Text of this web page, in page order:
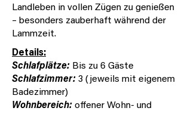
Landleben in vollen Zügen zu genießen
– besonders zauberhaft während der
Lammzeit.
Details:
Schlafplätze: Bis zu 6 Gäste
Schlafzimmer: 3 (jeweils mit eigenem
Badezimmer)
Wohnbereich: offener Wohn- und